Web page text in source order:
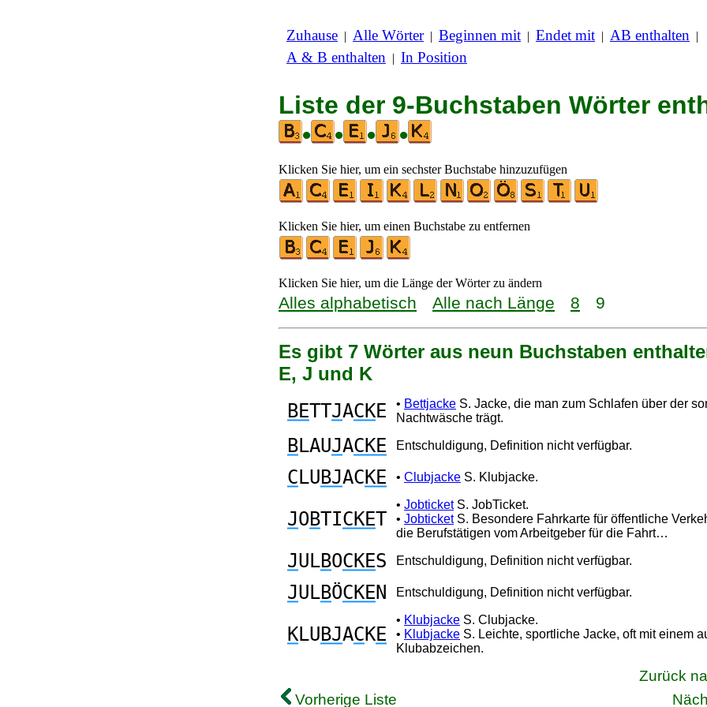
Zuhause | Alle Wörter| Beginnen mit | Endet mit | AB enthalten |
A & B enthalten | In Position
Liste der 9-Buchstaben Wörter
•
• • •
Klicken Sie hier, um ein sechster Buchstabe hinzuzufügen
Klicken Sie hier, um einen Buchstabe zu entfernen
Klicken Sie hier, um die Länge der Wörter zu ändern
Alles alphabetisch Alle nach Länge 8 9
Es gibt 7 Wörter aus neun Buchstaben
E, J und K
BETTJACKE • Bettjacke S. Jacke, die man zum Schlafen über der
Nachtwäsche trägt.
BLAUJACKE Entschuldigung, Definition nicht verfügbar.
C LUBJACKE • Clubjacke S. Klubjacke.
JOBTICKET
• JobticketS. JobTicket.
• JobticketS. Besondere Fahrkarte für öffentliche
die Berufstätigen vom Arbeitgeber für die Fahrt…
JULBOCKES Entschuldigung, Definition nicht verfügbar.
JULBÖCKEN Entschuldigung, Definition nicht verfügbar.
KLUBJACKE
• Klubjacke S. Clubjacke.
• Klubjacke S. Leichte, sportliche Jacke, oft mit einem
Klubabzeichen.
Zurück
Vorherige Liste